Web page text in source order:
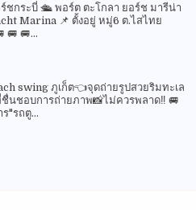
ร์ชกระบี่ 🛳 พอร์ต ตะโกลา ยอร์ช มารีน่า
Marina 📌 ตั้งอยู่ หมู่6 ต.ไสไทย
🚐 🚐...
swing ภูเก็ต👈จุดถ่ายรูปสวยริมทะเล
นชอบการถ่ายภาพ📸ไม่ควรพลาด‼️ 🚐
"รถตู...